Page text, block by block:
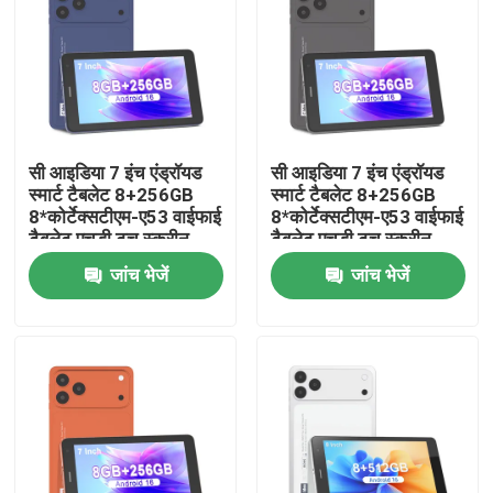
वीआर दिखाएँ
हमारे बारे में
फैक्टरी यात्रा
गुणवत्ता नियंत्रण
समाचार
एक बोली का अनुरोध
सी आइडिया 7 इंच एंड्रॉयड
स्मार्ट टैबलेट 8+256GB
8*कोर्टेक्सटीएम-ए53 वाईफाई
टैबलेट एचडी टच स्क्रीन
CM517 एयर
जांच भेजें
सी आइडिया 7 इंच एंड्रॉयड
स्मार्ट टैबलेट 8+256GB
8*कोर्टेक्सटीएम-ए53 वाईफाई
टैबलेट एचडी टच स्क्रीन
CM517 एयर
जांच भेजें